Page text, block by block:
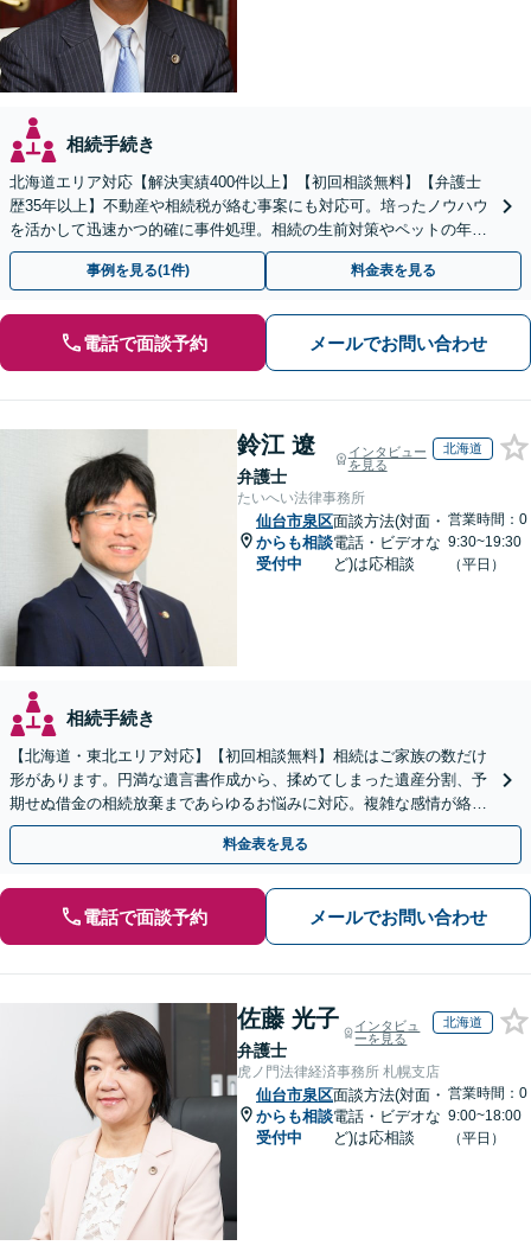
相続手続き
北海道エリア対応【解決実績400件以上】【初回相談無料】【弁護士
歴35年以上】不動産や相続税が絡む事案にも対応可。培ったノウハウ
を活かして迅速かつ的確に事件処理。相続の生前対策やペットの年金
システムもお任せ【完全個室】【自衛隊前駅8分】
事例を見る(1件) 料金表を見る
電話で面談予約 メールでお問い合わせ
鈴江 遼
弁護士
インタビュー
を見る
北海道
たいへい法律事務所
仙台市泉区
からも相談
受付中
面談方法(対面・
電話・ビデオな
ど)は応相談
営業時間：0
9:30~19:30
（平日）
相続手続き
【北海道・東北エリア対応】【初回相談無料】相続はご家族の数だけ
形があります。円満な遺言書作成から、揉めてしまった遺産分割、予
期せぬ借金の相続放棄まであらゆるお悩みに対応。複雑な感情が絡む
相続トラブルもまずはご相談ください。WEB面談可。
料金表を見る
電話で面談予約 メールでお問い合わせ
佐藤 光子
弁護士
インタビュ
ーを見る
北海道
虎ノ門法律経済事務所 札幌支店
仙台市泉区
からも相談
受付中
面談方法(対面・
電話・ビデオな
ど)は応相談
営業時間：0
9:00~18:00
（平日）